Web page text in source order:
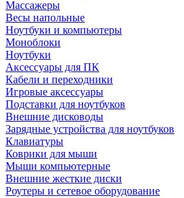
Массажеры
Весы напольные
Ноутбуки и компьютеры
Моноблоки
Ноутбуки
Аксессуары для ПК
Кабели и переходники
Игровые аксессуары
Подставки для ноутбуков
Внешние дисководы
Зарядные устройства для ноутбуков
Клавиатуры
Коврики для мыши
Мыши компьютерные
Внешние жесткие диски
Роутеры и сетевое оборудование